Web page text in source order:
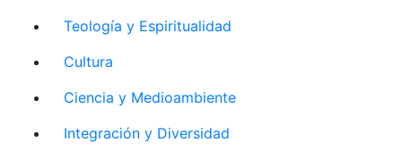
Teología y Espiritualidad
Cultura
Ciencia y Medioambiente
Integración y Diversidad